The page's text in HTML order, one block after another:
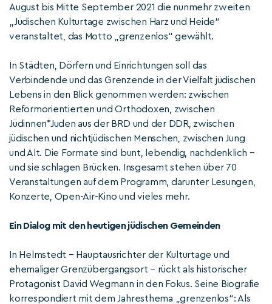
August bis Mitte September 2021 die nunmehr zweiten
„Jüdischen Kulturtage zwischen Harz und Heide“
veranstaltet, das Motto „grenzenlos“ gewählt.
In Städten, Dörfern und Einrichtungen soll das
Verbindende und das Grenzende in der Vielfalt jüdischen
Lebens in den Blick genommen werden: zwischen
Reformorientierten und Orthodoxen, zwischen
Jüdinnen*Juden aus der BRD und der DDR, zwischen
jüdischen und nichtjüdischen Menschen, zwischen Jung
und Alt. Die Formate sind bunt, lebendig, nachdenklich –
und sie schlagen Brücken. Insgesamt stehen über 70
Veranstaltungen auf dem Programm, darunter Lesungen,
Konzerte, Open-Air-Kino und vieles mehr.
Ein Dialog mit den heutigen jüdischen Gemeinden
In Helmstedt – Hauptausrichter der Kulturtage und
ehemaliger Grenzübergangsort – rückt als historischer
Protagonist David Wegmann in den Fokus. Seine Biografie
korrespondiert mit dem Jahresthema „grenzenlos“: Als